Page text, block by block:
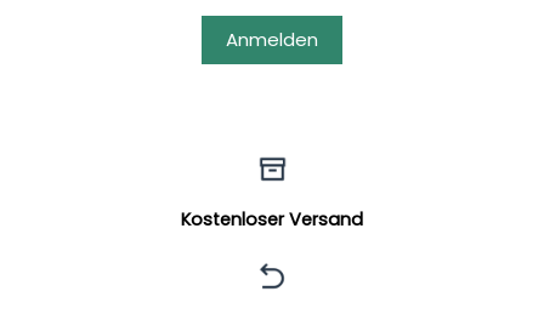
Anmelden
Kostenloser Versand